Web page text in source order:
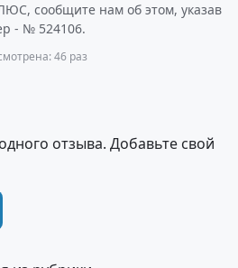
сообщите нам об этом, указав
- № 524106.
46 раз
отзыва. Добавьте свой